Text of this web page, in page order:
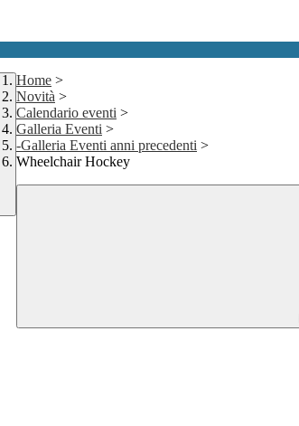
Home >
Novità >
Calendario eventi >
Galleria Eventi >
-Galleria Eventi anni precedenti >
Wheelchair Hockey